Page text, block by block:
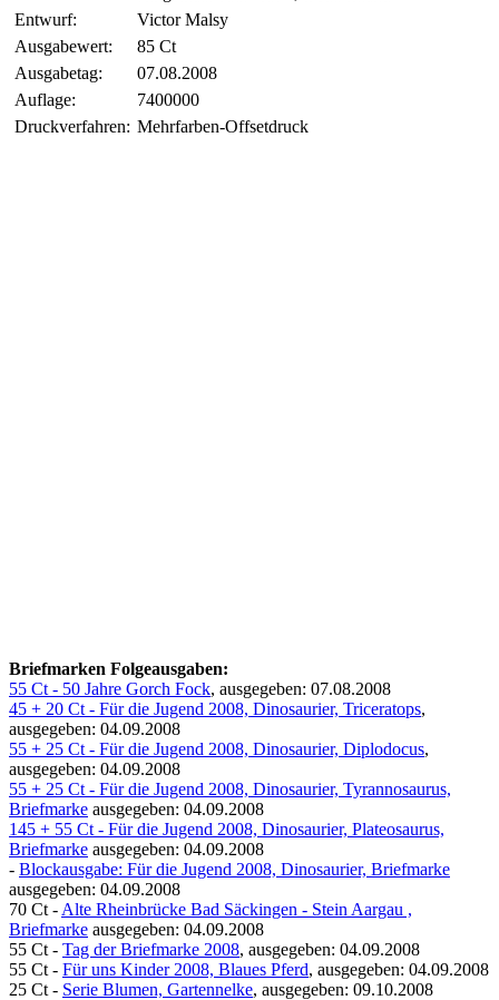
Entwurf:
Victor Malsy
Ausgabewert:
85 Ct
Ausgabetag:
07.08.2008
Auflage:
7400000
Druckverfahren: Mehrfarben-Offsetdruck
Briefmarken Folgeausgaben:
55 Ct - 50 Jahre Gorch Fock, ausgegeben: 07.08.2008
45 + 20 Ct - Für die Jugend 2008, Dinosaurier, Triceratops,
ausgegeben: 04.09.2008
55 + 25 Ct - Für die Jugend 2008, Dinosaurier, Diplodocus,
ausgegeben: 04.09.2008
55 + 25 Ct - Für die Jugend 2008, Dinosaurier, Tyrannosaurus,
Briefmarke ausgegeben: 04.09.2008
145 + 55 Ct - Für die Jugend 2008, Dinosaurier, Plateosaurus,
Briefmarke ausgegeben: 04.09.2008
- Blockausgabe: Für die Jugend 2008, Dinosaurier, Briefmarke
ausgegeben: 04.09.2008
70 Ct - Alte Rheinbrücke Bad Säckingen - Stein Aargau ,
Briefmarke ausgegeben: 04.09.2008
55 Ct - Tag der Briefmarke 2008, ausgegeben: 04.09.2008
55 Ct - Für uns Kinder 2008, Blaues Pferd, ausgegeben: 04.09.2008
25 Ct - Serie Blumen, Gartennelke, ausgegeben: 09.10.2008